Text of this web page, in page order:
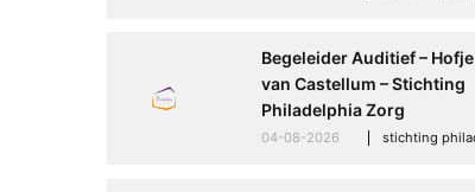
Begeleider Auditief – Hofje
van Castellum – Stichting
Philadelphia Zorg
04-08-2026